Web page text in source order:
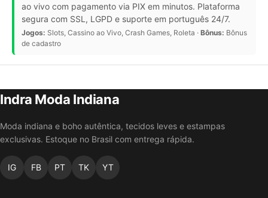
ao vivo com pagamento via PIX em minutos. Plataforma
segura com SSL, LGPD e suporte em português 24/7.
Jogos: Slots, Cassino ao Vivo, Crash Games, Roleta · Bônus: Bônus
de cadastro
Indra Moda Indiana
Moda indiana e boho autêntica, tecidos leves e estampas
exclusivas. Estoque no Brasil com entrega rápida.
IG FB PT TK YT